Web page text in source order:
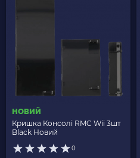
НОВИЙ
Кришка Консолі RMC Wii 3шт
Black Новий
0